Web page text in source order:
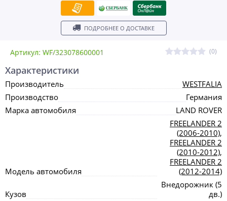
Артикул: WF/323078600001 (0)
ПОДРОБНЕЕ О ДОСТАВКЕ
Характеристики
Производитель
WESTFALIA
Производство
Германия
Марка автомобиля
LAND ROVER
Модель автомобиля
FREELANDER 2
(2006-2010),
FREELANDER 2
(2010-2012),
FREELANDER 2
(2012-2014)
Кузов
Внедорожник (5
дв.)